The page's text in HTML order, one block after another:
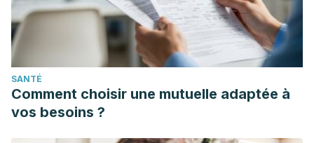
SANTÉ
Comment choisir une mutuelle adaptée à
vos besoins ?